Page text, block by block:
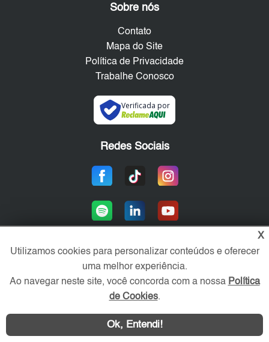
WhatsApp Contatar
Sobre nós
Contato
Mapa do Site
Política de Privacidade
Trabalhe Conosco
Verificada por
Redes Sociais
Área exclusiva aos anunciantes,
acesse sua conta:
X
Utilizamos cookies para personalizar conteúdos e oferecer
uma melhor experiência.
Ao navegar neste site, você concorda com a nossa Política
de Cookies.
Ok, Entendi!